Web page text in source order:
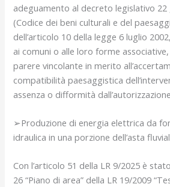
adeguamento al decreto legislativo 22
(Codice dei beni culturali e del
dell’articolo 10 della legge 6 luglio
ai comuni o alle loro forme
parere vincolante in merito
compatibilità paesaggistica
assenza o difformità
➢Produzione di energia elettrica da
idraulica in una porzione dell’asta
Con l’articolo 51 della LR 9/2025 è
26 “Piano di area” della LR 19/2009